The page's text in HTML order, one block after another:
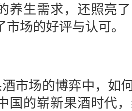
养生需求，还照亮
场的好评与认可。
市场的博弈中，如
国的崭新果酒时代